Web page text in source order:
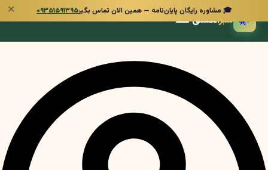
🎓 مشاوره رایگان پایان‌نامه — همین الان تماس بگیر۰۹۳۵۱۵۹۱۳۹۵ ✕
🌿 سبزانگشتی